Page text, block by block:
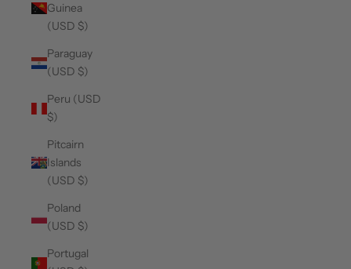
Guinea
(USD $)
Paraguay
(USD $)
Peru (USD
$)
Pitcairn
Islands
(USD $)
Poland
(USD $)
Portugal